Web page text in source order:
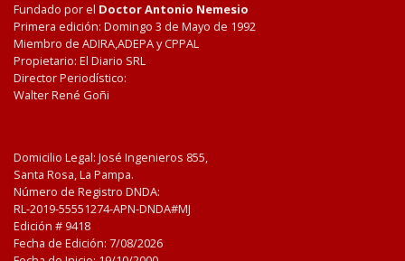
Fundado por el Doctor Antonio Nemesio
Primera edición: Domingo 3 de Mayo de 1992
Miembro de ADIRA,ADEPA y CPPAL
Propietario: El Diario SRL
Director Periodístico:
Walter René Goñi
Domicilio Legal: José Ingenieros 855,
Santa Rosa, La Pampa.
Número de Registro DNDA:
RL-2019-55551274-APN-DNDA#MJ
Edición # 9418
Fecha de Edición: 7/08/2026